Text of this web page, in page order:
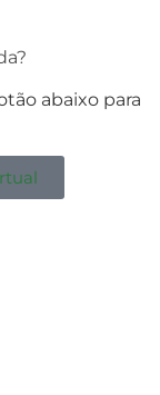
abaixo para